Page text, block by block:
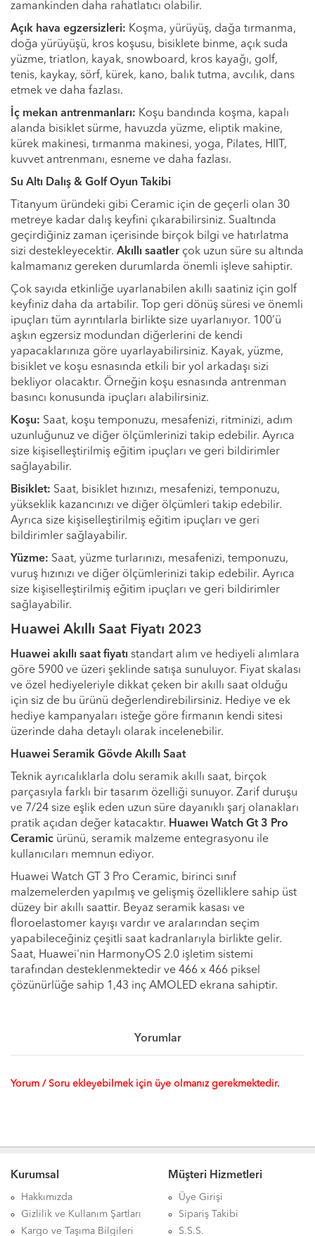
zamankinden daha rahatlatıcı olabilir.
Açık hava egzersizleri: Koşma, yürüyüş, dağa tırmanma,
doğa yürüyüşü, kros koşusu, bisiklete binme, açık suda
yüzme, triatlon, kayak, snowboard, kros kayağı, golf,
tenis, kaykay, sörf, kürek, kano, balık tutma, avcılık, dans
etmek ve daha fazlası.
İç mekan antrenmanları: Koşu bandında koşma, kapalı
alanda bisiklet sürme, havuzda yüzme, eliptik makine,
kürek makinesi, tırmanma makinesi, yoga, Pilates, HIIT,
kuvvet antrenmanı, esneme ve daha fazlası.
Su Altı Dalış & Golf Oyun Takibi
Titanyum üründeki gibi Ceramic için de geçerli olan 30
metreye kadar dalış keyfini çıkarabilirsiniz. Sualtında
geçirdiğiniz zaman içerisinde birçok bilgi ve hatırlatma
sizi destekleyecektir. Akıllı saatler çok uzun süre su altında
kalmamanız gereken durumlarda önemli işleve sahiptir.
Çok sayıda etkinliğe uyarlanabilen akıllı saatiniz için golf
keyfiniz daha da artabilir. Top geri dönüş süresi ve önemli
ipuçları tüm ayrıntılarla birlikte size uyarlanıyor. 100’ü
aşkın egzersiz modundan diğerlerini de kendi
yapacaklarınıza göre uyarlayabilirsiniz. Kayak, yüzme,
bisiklet ve koşu esnasında etkili bir yol arkadaşı sizi
bekliyor olacaktır. Örneğin koşu esnasında antrenman
basıncı konusunda ipuçları alabilirsiniz.
Koşu: Saat, koşu temponuzu, mesafenizi, ritminizi, adım
uzunluğunuz ve diğer ölçümlerinizi takip edebilir. Ayrıca
size kişiselleştirilmiş eğitim ipuçları ve geri bildirimler
sağlayabilir.
Bisiklet: Saat, bisiklet hızınızı, mesafenizi, temponuzu,
yükseklik kazancınızı ve diğer ölçümleri takip edebilir.
Ayrıca size kişiselleştirilmiş eğitim ipuçları ve geri
bildirimler sağlayabilir.
Yüzme: Saat, yüzme turlarınızı, mesafenizi, temponuzu,
vuruş hızınızı ve diğer ölçümlerinizi takip edebilir. Ayrıca
size kişiselleştirilmiş eğitim ipuçları ve geri bildirimler
sağlayabilir.
Huawei Akıllı Saat Fiyatı 2023
Huawei akıllı saat fiyatı standart alım ve hediyeli alımlara
göre 5900 ve üzeri şeklinde satışa sunuluyor. Fiyat skalası
ve özel hediyeleriyle dikkat çeken bir akıllı saat olduğu
için siz de bu ürünü değerlendirebilirsiniz. Hediye ve ek
hediye kampanyaları isteğe göre firmanın kendi sitesi
üzerinde daha detaylı olarak incelenebilir.
Huawei Seramik Gövde Akıllı Saat
Teknik ayrıcalıklarla dolu seramik akıllı saat, birçok
parçasıyla farklı bir tasarım özelliği sunuyor. Zarif duruşu
ve 7/24 size eşlik eden uzun süre dayanıklı şarj olanakları
pratik açıdan değer katacaktır. Huaweı Watch Gt 3 Pro
Ceramic ürünü, seramik malzeme entegrasyonu ile
kullanıcıları memnun ediyor.
Huawei Watch GT 3 Pro Ceramic, birinci sınıf
malzemelerden yapılmış ve gelişmiş özelliklere sahip üst
düzey bir akıllı saattir. Beyaz seramik kasası ve
floroelastomer kayışı vardır ve aralarından seçim
yapabileceğiniz çeşitli saat kadranlarıyla birlikte gelir.
Saat, Huawei'nin HarmonyOS 2.0 işletim sistemi
tarafından desteklenmektedir ve 466 x 466 piksel
çözünürlüğe sahip 1,43 inç AMOLED ekrana sahiptir.
Yorumlar
Yorum / Soru ekleyebilmek için üye olmanız gerekmektedir.
Kurumsal
Hakkımızda
Gizlilik ve Kullanım Şartları
Kargo ve Taşıma Bilgileri
Müşteri Hizmetleri
Üye Girişi
Sipariş Takibi
S.S.S.